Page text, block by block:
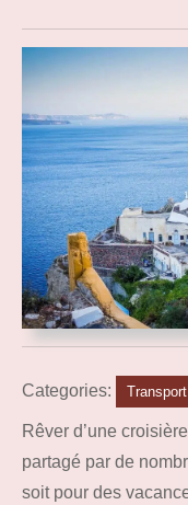
Categories: Transport
Rêver d’une
partagé par de
soit pour des